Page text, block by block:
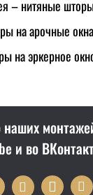
– нитяные
на арочные окна
на эркерное
и во